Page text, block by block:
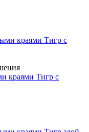
краями Тигр с